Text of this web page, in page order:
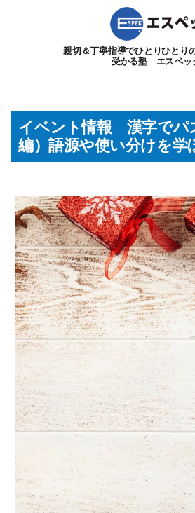
親切＆丁寧指導でひとりひとり
受かる塾 エスペッ
イベント情報 漢字でパ
編）語源や使い分けを学